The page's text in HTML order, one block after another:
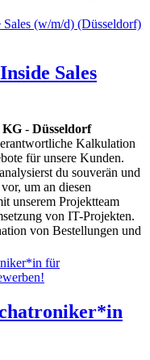
Sales
KG - Düsseldorf
Kalkulation
für unsere Kunden.
du souverän und
um an diesen
unserem Projektteam
von IT-Projekten.
von Bestellungen und